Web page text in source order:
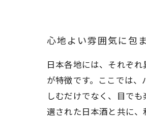
心地よい雰囲気に包
日本各地には、それぞ
が特徴です。ここでは
しむだけでなく、目で
選された日本酒と共に